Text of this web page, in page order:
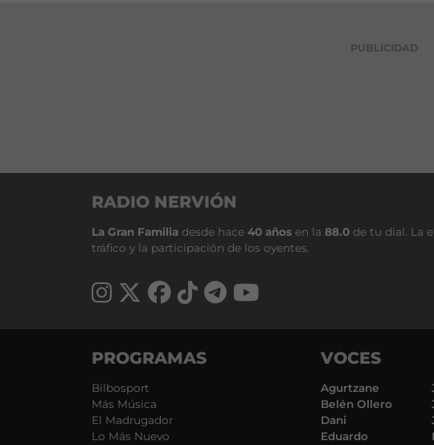
PUBLICIDAD
RADIO NERVIÓN
La Gran Familia desde hace 40 años en la 88.0 de tu dial. La
tráfico y la participación de los oyentes.
PROGRAMAS
Bilbosport
Más Música
El Madrugador
Lo Más Nuevo
VOCES
Agurtzane
Belén Ollero
Dani
Eduardo